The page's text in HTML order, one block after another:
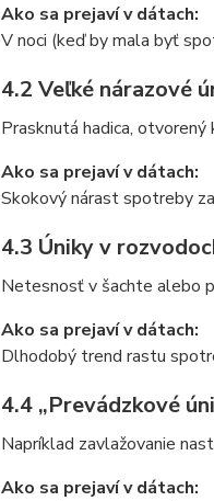
Ako sa prejaví v dátach:
V noci (keď by mala byť
4.2 Veľké nárazové
Prasknutá hadica,
Ako sa prejaví v dátach:
Skokový nárast spotreby
4.3 Úniky v
Netesnosť v šachte alebo
Ako sa prejaví v dátach:
Dlhodobý trend rastu
4.4 „Prevádzkové
Napríklad zavlažovanie
Ako sa prejaví v dátach: